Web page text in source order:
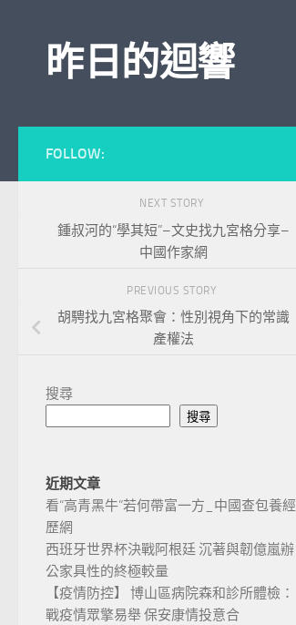
昨日的迴響
FOLLOW:
NEXT STORY
鍾叔河的“學其短”–文史找九宮格分享–
中國作家網
PREVIOUS STORY
胡騁找九宮格聚會：性別視角下的常識
產權法
搜尋
搜尋
近期文章
看“高青黑牛”若何帶富一方_中國查包養經
歷網
西班牙世界杯決戰阿根廷 沉著與韌億嵐辦
公家具性的終極較量
【疫情防控】 博山區病院森和診所體檢：
戰疫情眾擎易舉 保安康情投意合